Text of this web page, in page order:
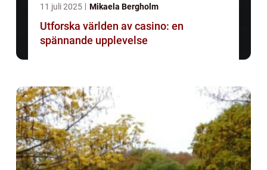
11 juli 2025 Mikaela Bergholm
Utforska världen av casino: en
spännande upplevelse